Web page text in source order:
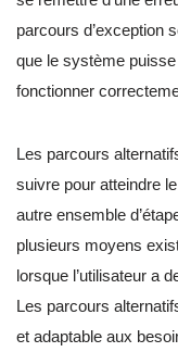
parcours d’exception
que le système
fonctionner
Les parcours
suivre pour atteindre
autre ensemble
plusieurs moyens
lorsque l’utilisateur a
Les parcours
et adaptable aux